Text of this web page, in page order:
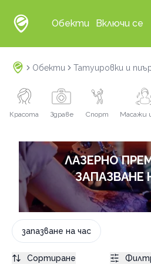
Обекти Включи се
Обекти Татуировки и
Красота Здраве Спорт Масажи
ЛАЗЕРНО
ЗАПАЗВАНЕ
запазване на час
Сортиране